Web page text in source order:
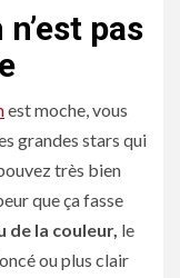
pas
est moche, vous
grandes stars qui
très bien
que ça fasse
de la couleur, le
ou plus clair